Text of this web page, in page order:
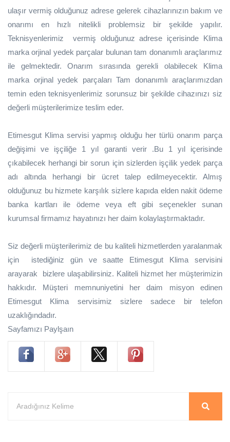
ulaşır vermiş olduğunuz adrese gelerek cihazlarınızın bakım ve
onarımı en hızlı nitelikli problemsiz bir şekilde yapılır.
Teknisyenlerimiz vermiş olduğunuz adrese içerisinde Klima
marka orjinal yedek parçalar bulunan tam donanımlı araçlarımız
ile gelmektedir. Onarım sırasında gerekli olabilecek Klima
marka orjinal yedek parçaları Tam donanımlı araçlarımızdan
temin eden teknisyenlerimiz sorunsuz bir şekilde cihazınızı siz
değerli müşterilerimize teslim eder.
Etimesgut Klima servisi yapmış olduğu her türlü onarım parça
değişimi ve işçiliğe 1 yıl garanti verir .Bu 1 yıl içerisinde
çıkabilecek herhangi bir sorun için sizlerden işçilik yedek parça
adı altında herhangi bir ücret talep edilmeyecektir. Almış
olduğunuz bu hizmete karşılık sizlere kapıda elden nakit ödeme
banka kartları ile ödeme veya eft gibi seçenekler sunan
kurumsal firmamız hayatınızı her daim kolaylaştırmaktadır.
Siz değerli müşterilerimiz de bu kaliteli hizmetlerden yaralanmak
için istediğiniz gün ve saatte Etimesgut Klima servisini
arayarak bizlere ulaşabilirsiniz. Kaliteli hizmet her müşterimizin
hakkıdır. Müşteri memnuniyetini her daim misyon edinen
Etimesgut Klima servisimiz sizlere sadece bir telefon
uzaklığındadır.
Sayfamızı Paylşaın